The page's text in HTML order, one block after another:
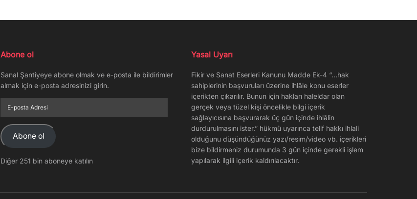
Abone ol
Sanal Şantiyeye abone olmak ve e-posta ile bildirimler
almak için e-posta adresinizi girin.
posta
Adresi
Abone ol
Diğer 251 bin aboneye katılın
Yasal Uyarı
Fikir ve Sanat Eserleri Kanunu Madde Ek-4 “…hak
sahiplerinin başvuruları üzerine ihlâle konu eserler
içerikten çıkarılır. Bunun için hakları haleldar olan
gerçek veya tüzel kişi öncelikle bilgi içerik
sağlayıcısına başvurarak üç gün içinde ihlâlin
durdurulmasını ister.” hükmü uyarınca telif hakkı ihlali
olduğunu düşündüğünüz yazı/resim/video vb. içerikleri
bize bildirmeniz durumunda 3 gün içinde gerekli işlem
yapılarak ilgili içerik kaldırılacaktır.